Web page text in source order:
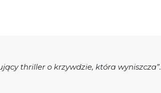
thriller o krzywdzie, która wyniszcza”.